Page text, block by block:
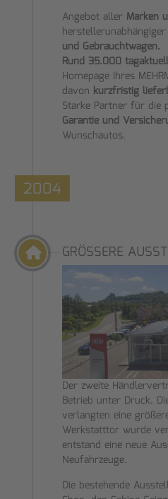
Angebot aller Marken
und Gebrauchtwagen.
Rund 35.000
Homepage Ihres
davon kurzfristig
Starke Partner für die
Garantie und
Wunschautos.
2004
GRÖSSERE
Der zweite
Betrieb unter Druck.
verlangten eine
Werkstatttor wurde
entstand eine neue
Neufahrzeuge.
Die bestehende